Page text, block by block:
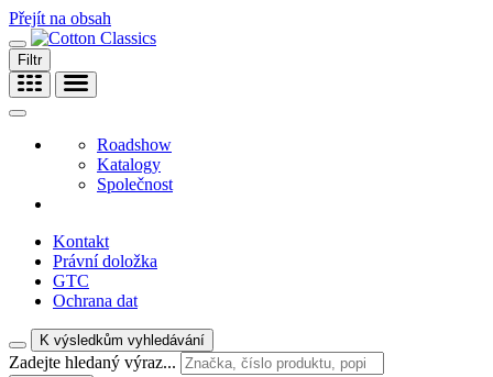
Přejít na obsah
Filtr
Roadshow
Katalogy
Společnost
Kontakt
Právní doložka
GTC
Ochrana dat
K výsledkům vyhledávání
Zadejte hledaný výraz...